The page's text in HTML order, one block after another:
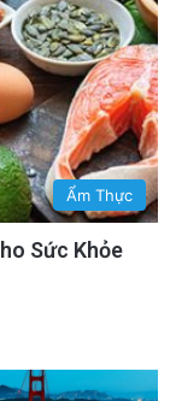
Ẩm Thực
Sức Khỏe